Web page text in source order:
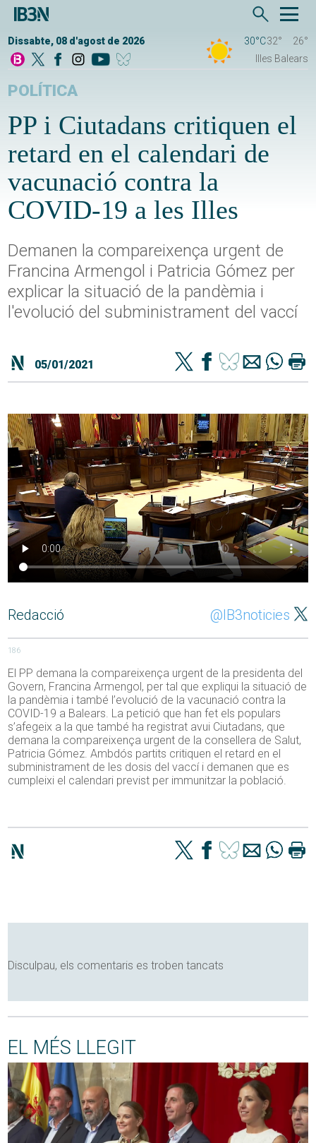
Dissabte, 08 d'agost de 2026 30°C32°
26°
Illes Balears
POLÍTICA
PP i Ciutadans critiquen el
retard en el calendari de
vacunació contra la
COVID-19 a les Illes
Demanen la compareixença urgent de
Francina Armengol i Patricia Gómez per
explicar la situació de la pandèmia i
l'evolució del subministrament del vaccí
05/01/2021
Redacció @IB3noticies
186
El PP demana la compareixença urgent de la presidenta del
Govern, Francina Armengol, per tal que expliqui la situació de
la pandèmia i també l’evolució de la vacunació contra la
COVID-19 a Balears. La petició que han fet els populars
s’afegeix a la que també ha registrat avui Ciutadans, que
demana la compareixença urgent de la consellera de Salut,
Patricia Gómez. Ambdós partits critiquen el retard en el
subministrament de les dosis del vaccí i demanen que es
cumpleixi el calendari previst per immunitzar la població.
Disculpau, els comentaris es troben tancats
EL MÉS LLEGIT